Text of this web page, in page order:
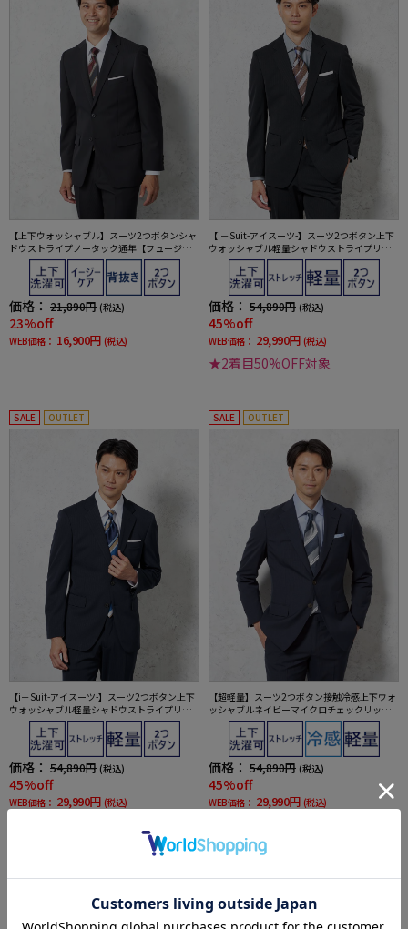
【上下ウォッシャブル】スーツ2つボタンシャ
ドウストライプノータック通年【フュージョ
ンクラブ】
価格： 21,890円 (税込)
23%off
WEB価格： 16,900円 (税込)
【i－Suit-アイスーツ-】スーツ2つボタン上下
ウォッシャブル軽量シャドウストライプリッ
ケンバッカー春夏
価格： 54,890円 (税込)
45%off
WEB価格： 29,990円 (税込)
★2着目50%OFF対象
SALE OUTLET
【i－Suit-アイスーツ-】スーツ2つボタン上下
ウォッシャブル軽量シャドウストライプリッ
ケンバッカー春夏
価格： 54,890円 (税込)
45%off
WEB価格： 29,990円 (税込)
SALE OUTLET
【超軽量】スーツ2つボタン接触冷感上下ウォ
ッシャブルネイビーマイクロチェックリッケ
ンバッカー春夏
価格： 54,890円 (税込)
45%off
WEB価格： 29,990円 (税込)
SALE OUTLET SALE OUTLET